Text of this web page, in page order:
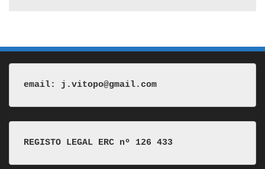
email: j.vitopo@gmail.com
REGISTO LEGAL ERC nº 126 433